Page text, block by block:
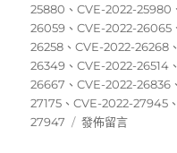
期:
25880 、CVE-2022-25980
26059 、CVE-2022-26065
26258 、CVE-2022-26268
26349 、CVE-2022-26514
26667 、CVE-2022-26836
27175 、CVE-2022-27945
27947
在
發佈留言